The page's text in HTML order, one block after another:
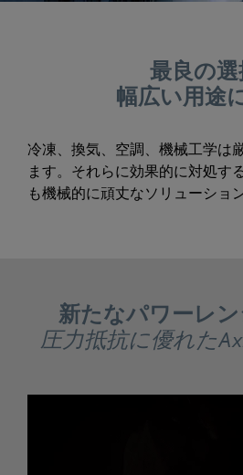
最良の選
幅広い用途
冷凍、換気、空調、機械工学は
ます。それらに効果的に対処す
も機械的に頑丈なソリューショ
新たなパワーレン
圧力抵抗に優れた